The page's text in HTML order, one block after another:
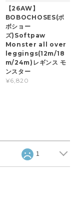
【26AW】
BOBOCHOSES(ボ
ボショー
ズ)Softpaw
Monster all over
leggings(12m/18
m/24m)レギンス モ
ンスター
¥6,820
1